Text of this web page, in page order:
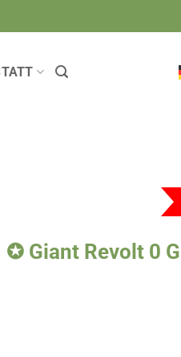
✪ Giant Revolt 0